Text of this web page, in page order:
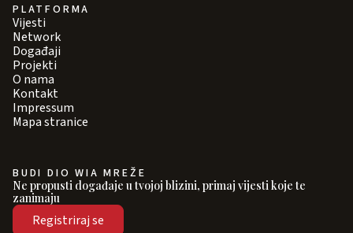
PLATFORMA
Vijesti
Network
Događaji
Projekti
O nama
Kontakt
Impressum
Mapa stranice
BUDI DIO WIA MREŽE
Ne propusti događaje u tvojoj blizini, primaj vijesti koje te
zanimaju
Registriraj se